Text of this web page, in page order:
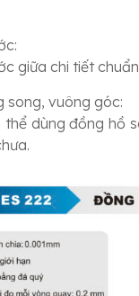
giữa chi tiết
song, vuông góc:
thể dùng đồng hồ